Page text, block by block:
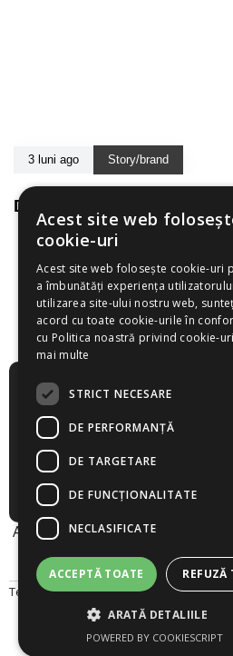
3 luni ago Story/brand
De unde a pornit SPS
Cere un demo!
VREAU
Acasa Despre noi
Termeni și CondițiiPolitica Cookies
Acest site web
cookie-uri
Acest site web folosește cookie-uri
a îmbunătăți experiența
utilizarea site-ului nostru web,
acord cu toate cookie-urile în
cu Politica noastră privind cookie-
mai multe
STRICT NECESARE
DE PERFORMANȚĂ
DE TARGETARE
DE FUNCŢIONALITATE
NECLASIFICATE
ACCEPTĂ TOATE REFUZĂ
ARATĂ DETALIILE
POWERED BY COOKIESCRIPT